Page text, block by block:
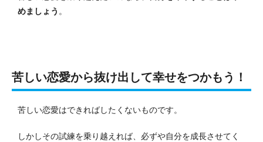
めましょう 。
苦しい恋愛から抜け出して幸せをつかもう！
苦しい恋愛はできればしたくないものです。
しかしその試練を乗り越えれば、必ずや自分を成長させてく